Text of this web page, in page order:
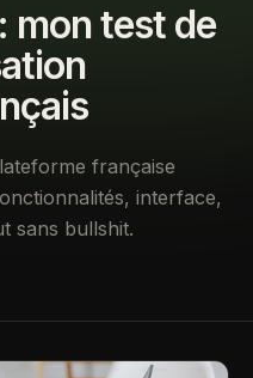
mon test de
française
interface,
sans bullshit.